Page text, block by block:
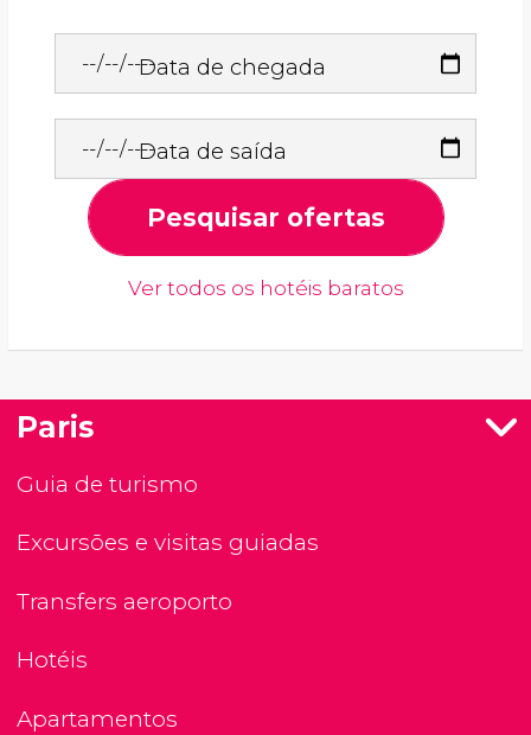
Data de chegada
Data de saída
Pesquisar ofertas
Ver todos os hotéis baratos
Paris
Guia de turismo
Excursões e visitas guiadas
Transfers aeroporto
Hotéis
Apartamentos